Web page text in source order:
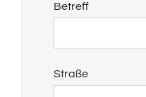
Betreff
Straße